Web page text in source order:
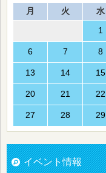
月
火 水
1
6 7 8
13 14 15
20 21 22
27 28 29
イベント情報